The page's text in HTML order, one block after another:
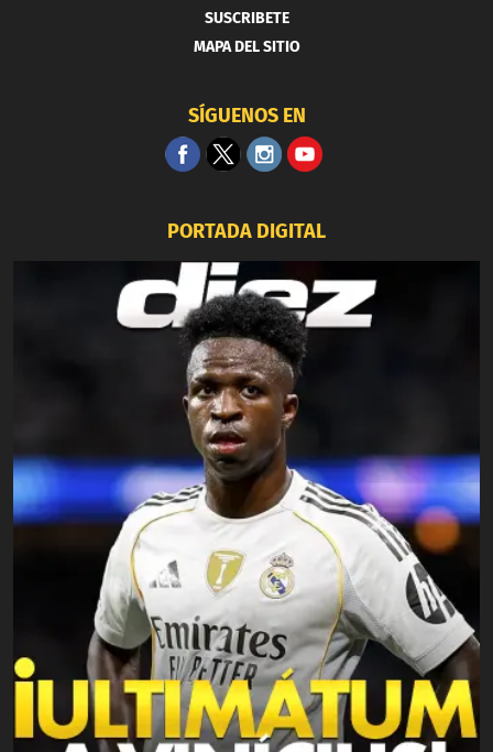
SUSCRIBETE
MAPA DEL SITIO
SÍGUENOS EN
PORTADA DIGITAL